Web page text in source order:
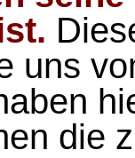
uns
die